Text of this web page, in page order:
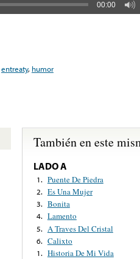
00:00
entreaty, humor
También en este
LADO A
1. Puente De Piedra
2. Es Una Mujer
3. Bonita
4. Lamento
5. A Traves Del Cristal
6. Calixto
1. Historia De Mi Vida